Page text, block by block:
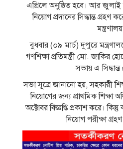
এপ্রিলে অনুষ্ঠিত হবে। আর জুলাই
নিয়োগ প্রদানের সিদ্ধান্ত গ্রহণ
বুধবার (০৯ মার্চ) দুপুরে
গণশিক্ষা প্রতিমন্ত্রী মো. জাকির
সভায় এ সিদ্ধান্ত
সভা সূত্রে জানানো হয়, সহকারী
নিয়োগের জন্য প্রাথমিক শিক্ষা
অক্টোবর বিজ্ঞপ্তি প্রকাশ করে।
নিয়োগ পরীক্ষা